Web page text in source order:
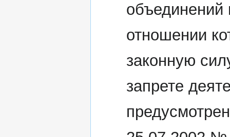
объединений
отношении
законную
запрете